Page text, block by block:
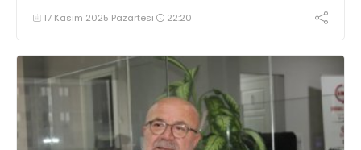
17 Kasım 2025 Pazartesi 22:20